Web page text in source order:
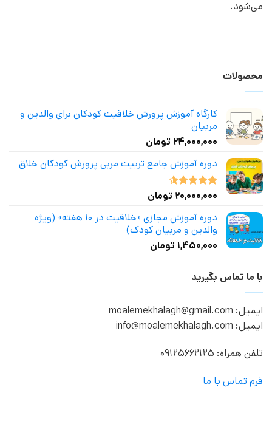
می‌شود.
محصولات
کارگاه آموزش پرورش خلاقیت کودکان برای والدین و
مربیان
۲۴,۰۰۰,۰۰۰ تومان
دوره آموزش جامع تربیت مربی پرورش کودکان خلاق
نمره4.50
۲۰,۰۰۰,۰۰۰ تومان
دوره آموزش مجازی «خلاقیت در ۱۰ هفته» (ویژه
والدین و مربیان کودک)
۱,۴۵۰,۰۰۰ تومان
با ما تماس بگیرید
ایمیل: moalemekhalagh@gmail.com
ایمیل: info@moalemekhalagh.com
تلفن همراه: 09125662125
فرم تماس با ما